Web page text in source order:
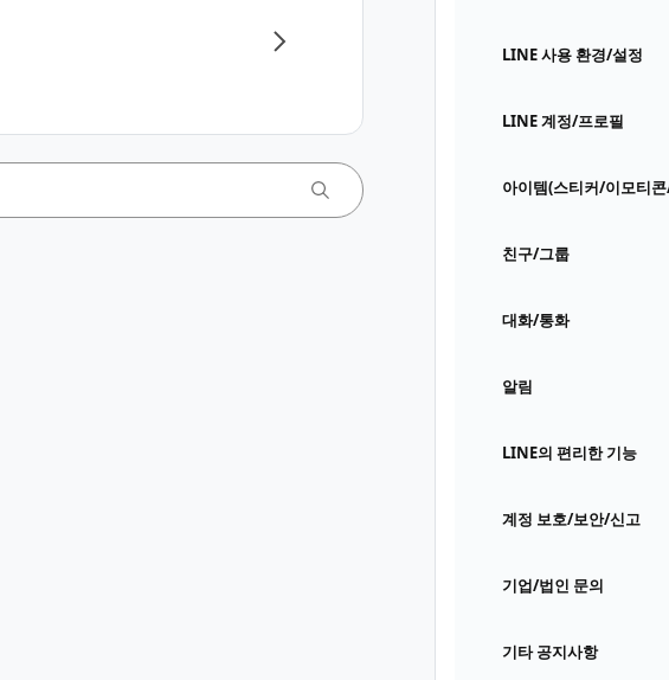
LINE 사용 환경/설정
LINE 계정/프로필
아이템(스티커/이모티
친구/그룹
대화/통화
알림
LINE의 편리한 기능
계정 보호/보안/신고
기업/법인 문의
기타 공지사항